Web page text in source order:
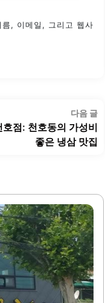
, 이메일, 그리고 웹사
다음 글
호점: 천호동의 가성비
좋은 냉삼 맛집